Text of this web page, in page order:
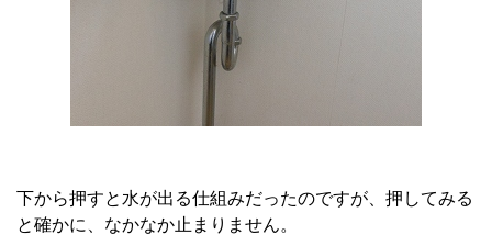
下から押すと水が出る仕組みだったのですが、押してみる
と確かに、なかなか止まりません。